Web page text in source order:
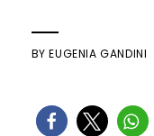
BYEUGENIA GANDINI